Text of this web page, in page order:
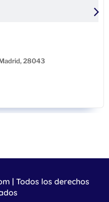
28043
| Todos los derechos